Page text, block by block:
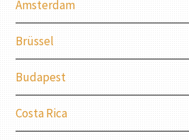
Amsterdam
Brüssel
Budapest
Costa Rica